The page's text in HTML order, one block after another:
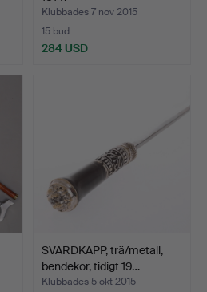
Klubbades 7 nov 2015
15 bud
284 USD
SVÄRDKÄPP, trä/metall,
bendekor, tidigt 19…
Klubbades 5 okt 2015